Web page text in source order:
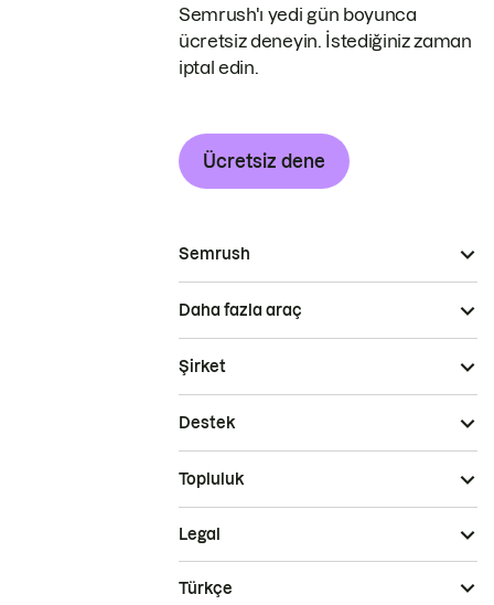
Semrush'ı yedi gün boyunca
ücretsiz deneyin. İstediğiniz zaman
iptal edin.
Ücretsiz dene
Semrush
Daha fazla araç
Şirket
Destek
Topluluk
Legal
Türkçe